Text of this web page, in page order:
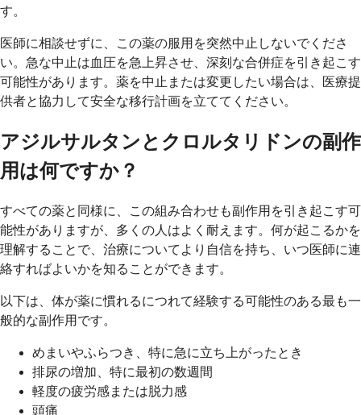
す。
医師に相談せずに、この薬の服用を突然中止しないでくださ
い。急な中止は血圧を急上昇させ、深刻な合併症を引き起こす
可能性があります。薬を中止または変更したい場合は、医療提
供者と協力して安全な移行計画を立ててください。
アジルサルタンとクロルタリドンの副作
用は何ですか？
すべての薬と同様に、この組み合わせも副作用を引き起こす可
能性がありますが、多くの人はよく耐えます。何が起こるかを
理解することで、治療についてより自信を持ち、いつ医師に連
絡すればよいかを知ることができます。
以下は、体が薬に慣れるにつれて経験する可能性のある最も一
般的な副作用です。
めまいやふらつき、特に急に立ち上がったとき
排尿の増加、特に最初の数週間
軽度の疲労感または脱力感
頭痛